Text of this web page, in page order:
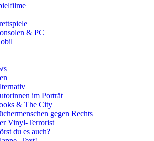
& PC
im Porträt
& The City
gegen Rechts
Vinyl-Terrorist
du es auch?